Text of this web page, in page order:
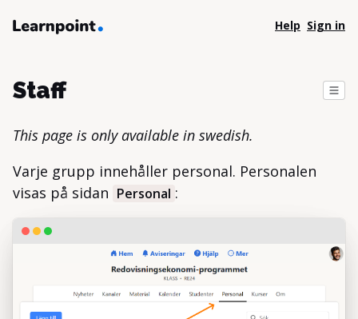
Help Sign in
Staff
This page is only available in swedish.
Varje grupp innehåller personal. Personalen
visas på sidan Personal :